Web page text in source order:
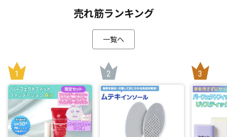
充電式のためどこでも持ち運べるので、仕事場や運転後の休
憩時間、一日の終わりのリフレッシュタイムなどさまざまな
また寒くなる季節や朝起きた時にもオススメです。
として活用してほしいというRIKACOさんの思いから、「ファ
インウェーブ」は福祉施設でも導入されています。
*1：試験日：2025年10月6日 試験協力：(有)月のうさぎ
*2：レベル1から使い始め、慣れてきたらレベルを上げてくだ
さい。
売れ筋ランキング
一覧へ